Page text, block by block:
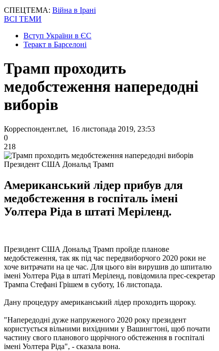
СПЕЦТЕМА: Війна в Ірані
ВСІ ТЕМИ
Вступ України в ЄС
Теракт в Барселоні
Трамп проходить
медобстеження напередодні
виборів
Корреспондент.net, 16 листопада 2019, 23:53
0
218
Президент США Дональд Трамп
Американський лідер прибув для
медобстеження в госпіталь імені
Уолтера Ріда в штаті Меріленд.
Президент США Дональд Трамп пройде планове
медобстеження, так як під час передвиборчого 2020 роки не
хоче витрачати на це час. Для цього він вирушив до шпиталю
імені Уолтера Ріда в штаті Меріленд, повідомила прес-секретар
Трампа Стефані Грішем в суботу, 16 листопада.
Дану процедуру американський лідер проходить щороку.
"Напередодні дуже напруженого 2020 року президент
користується вільними вихідними у Вашингтоні, щоб почати
частину свого планового щорічного обстеження в госпіталі
імені Уолтера Ріда", - сказала вона.